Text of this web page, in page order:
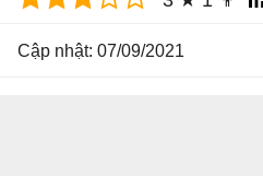
Cập nhật: 07/09/2021